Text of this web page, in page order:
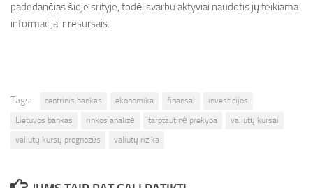
padedančias šioje srityje, todėl svarbu aktyviai naudotis jų teikiama
informacija ir resursais.
Tags: centrinis bankas ekonomika finansai
investicijos
Lietuvos bankas
rinkos analizė tarptautinė prekyba
valiutų kursai
valiutų kursų prognozės
valiutų rizika